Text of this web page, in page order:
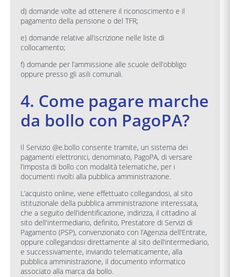
d) domande volte ad ottenere il riconoscimento e il
pagamento della pensione o del TFR;
e) domande relative all’iscrizione nelle liste di
collocamento;
f) domande per l’ammissione alle scuole dell’obbligo
oppure presso gli asili comunali.
4. Come pagare marche
da bollo con PagoPA?
Il Servizio @e.bollo consente tramite, un sistema dei
pagamenti elettronici, denominato, PagoPA, di versare
l’imposta di bollo con modalità telematiche, per i
documenti rivolti alla pubblica amministrazione.
L’acquisto online, viene effettuato collegandosi, al sito
istituzionale della pubblica amministrazione interessata,
che a seguito dell’identificazione, indirizza, il cittadino al
sito dell'intermediario, definito, Prestatore di Servizi di
Pagamento (PSP), convenzionato con l’Agenzia dell’Entrate,
oppure collegandosi direttamente al sito dell’intermediario,
e successivamente, inviando telematicamente, alla
pubblica amministrazione, il documento informatico
associato alla marca da bollo.